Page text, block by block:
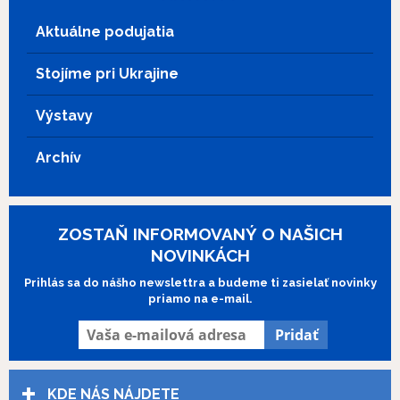
Fotografie k filmu poskytol
Herzog Film.
fungovanie inštitúcie a správanie
bol nakrútený podľa novely Dani
Československu; kameramanom bol Ivan
Šlapeta a v úlohe jednej z chovankýň
Jana Plichtová. Po filme bude nasledovať
Aktuálne podujatia
Stojíme pri Ukrajine
Výstavy
Archív
ZOSTAŇ INFORMOVANÝ O NAŠICH
NOVINKÁCH
Prihlás sa do nášho newslettra a budeme ti zasielať novinky
priamo na e-mail.
KDE NÁS NÁJDETE